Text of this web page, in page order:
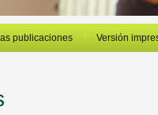
publicaciones Versión